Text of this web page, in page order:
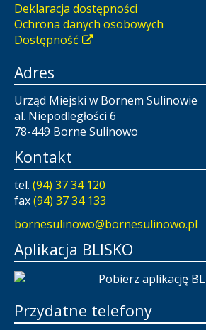
Deklaracja dostępności
Ochrona danych osobowych
Dostępność
Adres
Urząd Miejski w Bornem Sulinowie
al. Niepodległości 6
78-449 Borne Sulinowo
Kontakt
tel. (94) 37 34 120
fax(94) 37 34 133
bornesulinowo@bornesulinowo.pl
Aplikacja BLISKO
Przydatne telefony